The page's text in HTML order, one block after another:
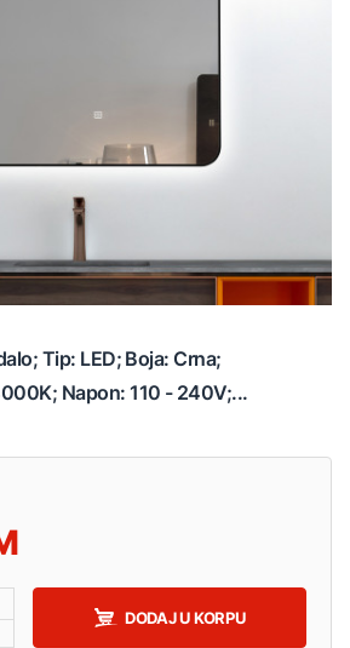
Tip: LED; Boja: Crna;
Napon: 110 - 240V;...
DODAJ U KORPU